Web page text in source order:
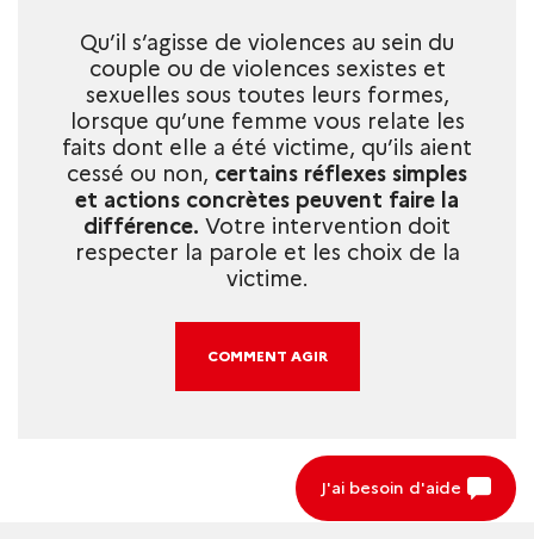
Qu’il s’agisse de violences au sein du
couple ou de violences sexistes et
sexuelles sous toutes leurs formes,
lorsque qu’une femme vous relate les
faits dont elle a été victime, qu’ils aient
cessé ou non, certains réflexes simples
et actions concrètes peuvent faire la
différence. Votre intervention doit
respecter la parole et les choix de la
victime.
COMMENT AGIR
J'ai besoin d'aide